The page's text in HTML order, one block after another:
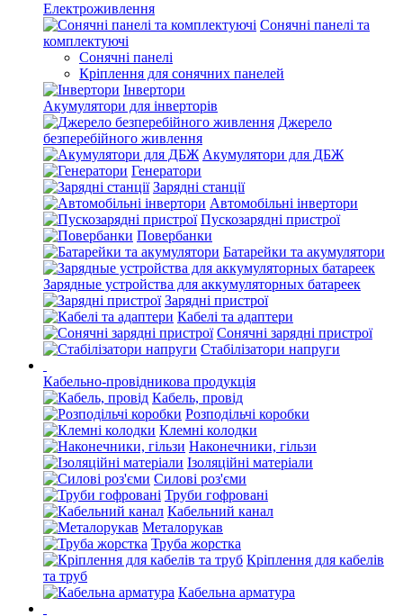
Електроживлення
Сонячні панелі та
комплектуючі
Сонячні панелі
Кріплення для сонячних панелей
Інвертори
Акумулятори для інверторів
Джерело
безперебійного живлення
Акумулятори для ДБЖ
Генератори
Зарядні станції
Автомобільні інвертори
Пускозарядні пристрої
Повербанки
Батарейки та акумулятори
Зарядные устройства для аккумуляторных батареек
Зарядні пристрої
Кабелі та адаптери
Сонячні зарядні пристрої
Стабілізатори напруги
Кабельно-провідникова продукція
Кабель, провід
Розподільчі коробки
Клемні колодки
Наконечники, гільзи
Ізоляційні матеріали
Силові роз'єми
Труби гофровані
Кабельний канал
Металорукав
Труба жорстка
Кріплення для кабелів
та труб
Кабельна арматура